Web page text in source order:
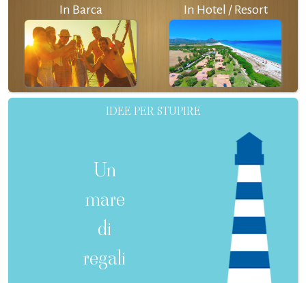
In Barca In Hotel / Resort
IDEE PER STUPIRE
Un
mare
di
regali